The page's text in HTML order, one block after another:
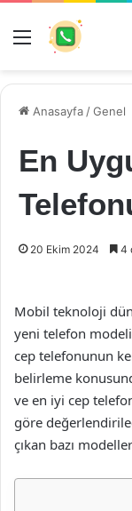
Menü
Anasayfa /Genel
En
20 Ekim 2024 4
Mobil teknoloji
yeni telefon modeli
cep telefonunun
belirleme
ve en iyi cep
göre
çıkan bazı